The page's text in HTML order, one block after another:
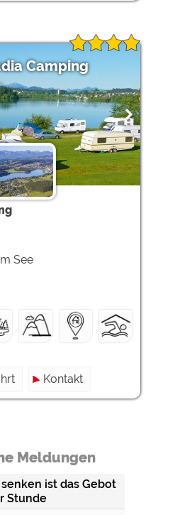
Camping
See
Kontakt
Meldungen
ist das Gebot
Stunde